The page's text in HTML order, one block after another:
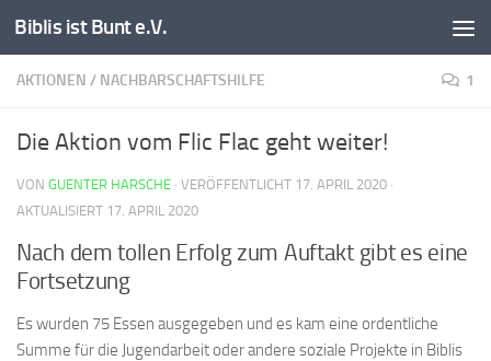
Zum Inhalt springen
Biblis ist Bunt e.V.
AKTIONEN / NACHBARSCHAFTSHILFE 1
Die Aktion vom Flic Flac geht weiter!
VON GUENTER HARSCHE · VERÖFFENTLICHT 17. APRIL 2020 ·
AKTUALISIERT 17. APRIL 2020
Nach dem tollen Erfolg zum Auftakt gibt es eine
Fortsetzung
Es wurden 75 Essen ausgegeben und es kam eine ordentliche
Summe für die Jugendarbeit oder andere soziale Projekte in Biblis